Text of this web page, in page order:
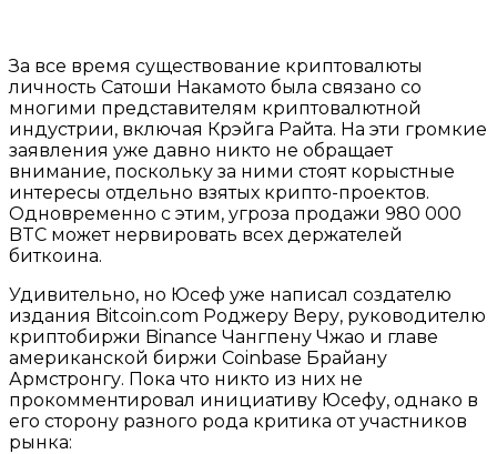
За все время существование криптовалюты
личность Сатоши Накамото была связано со
многими представителям криптовалютной
индустрии, включая Крэйга Райта. На эти громкие
заявления уже давно никто не обращает
внимание, поскольку за ними стоят корыстные
интересы отдельно взятых крипто-проектов.
Одновременно с этим, угроза продажи 980 000
BTС может нервировать всех держателей
биткоина.
Удивительно, но Юсеф уже написал создателю
издания Bitcoin.com Роджеру Веру, руководителю
криптобиржи Binance Чангпену Чжао и главе
американской биржи Coinbase Брайану
Армстронгу. Пока что никто из них не
прокомментировал инициативу Юсефу, однако в
его сторону разного рода критика от участников
рынка: